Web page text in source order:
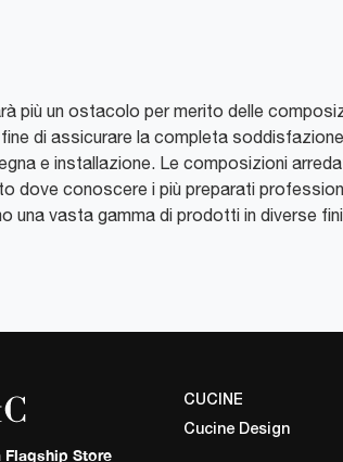
più un ostacolo per merito delle
di assicurare la completa
e installazione. Le composizioni
dove conoscere i più preparati
una vasta gamma di prodotti in diverse
Flagship Store
CUCINE
Cucine Design